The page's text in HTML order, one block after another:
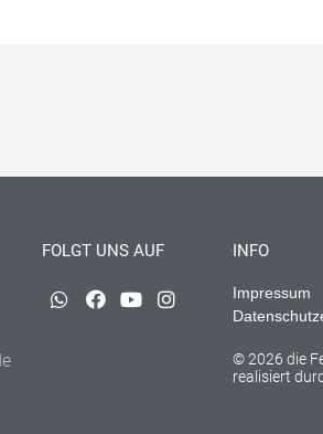
FOLGT UNS AUF INFO
Impressum
© 2026 die
realisiert